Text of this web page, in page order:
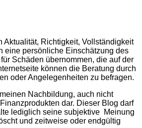
Aktualität, Richtigkeit, Vollständigkeit
eine persönliche Einschätzung des
Schäden übernommen, die auf der
können die Beratung durch
oder Angelegenheiten zu befragen.
Nachbildung, auch nicht
dar. Dieser Blog darf
lediglich seine subjektive Meinung
und zeitweise oder endgültig